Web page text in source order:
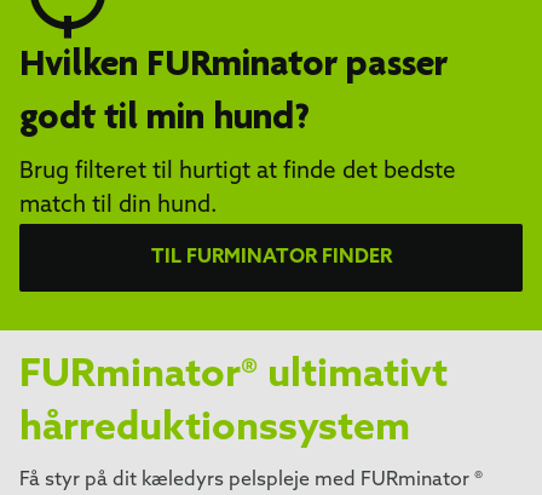
Hvilken FURminator passer
godt til min hund?
Brug filteret til hurtigt at finde det bedste
match til din hund.
TIL FURMINATOR FINDER
FURminator® ultimativt
hårreduktionssystem
Få styr på dit kæledyrs pelspleje med FURminator ®